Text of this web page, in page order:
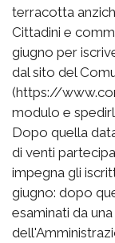
terracotta
Cittadini e
giugno per
dal sito del
(https://
modulo e
Dopo quella
di venti
impegna gli
giugno: dopo
esaminati da